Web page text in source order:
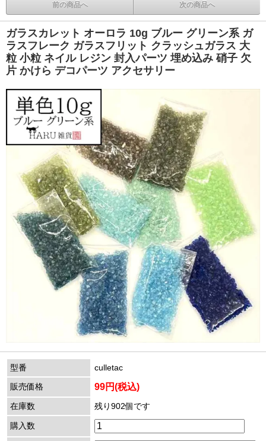
前の商品へ 次の商品へ
ガラスカレット オーロラ 10g ブルー グリーン系 ガ
ラスフレーク ガラスフリット クラッシュガラス 大
粒 小粒 ネイル レジン 封入パーツ 埋め込み 硝子 欠
片 かけら デコパーツ アクセサリー
型番
culletac
販売価格
99円(税込)
在庫数 残り902個です
購入数